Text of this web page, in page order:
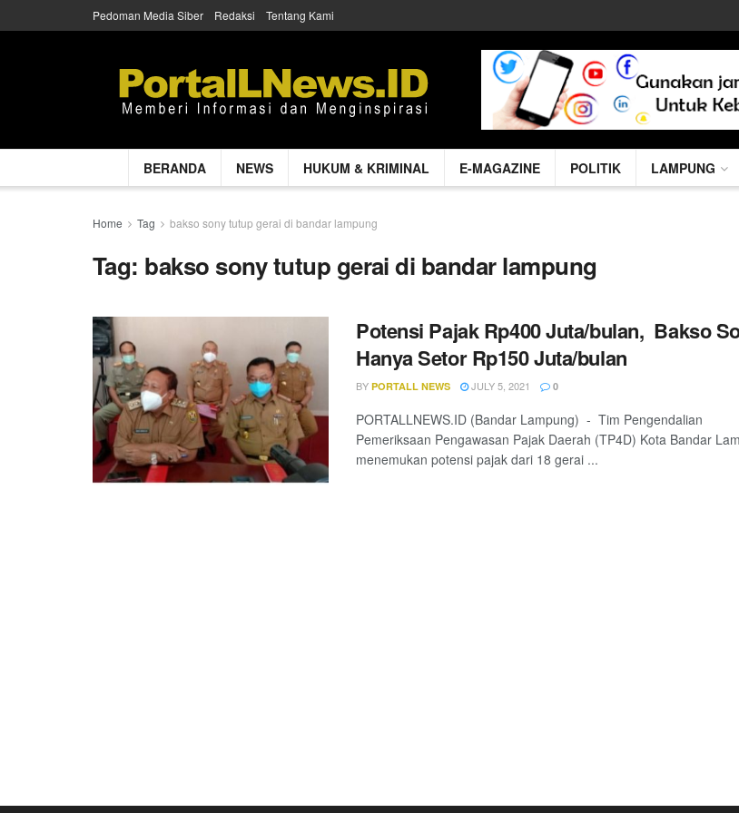
Pedoman Media Siber Redaksi Tentang Kami
BERANDA NEWS HUKUM & KRIMINAL E-MAGAZINE POLITIK LAMPUNG
Home Tag bakso sony tutup gerai di bandar lampung
Tag: bakso sony tutup gerai di bandar lampung
Potensi Pajak Rp400 Juta/bulan, Bakso
Hanya Setor Rp150 Juta/bulan
BY PORTALL NEWS JULY 5, 2021 0
PORTALLNEWS.ID (Bandar Lampung) - Tim Pengendalian
Pemeriksaan Pengawasan Pajak Daerah (TP4D) Kota Bandar
menemukan potensi pajak dari 18 gerai ...